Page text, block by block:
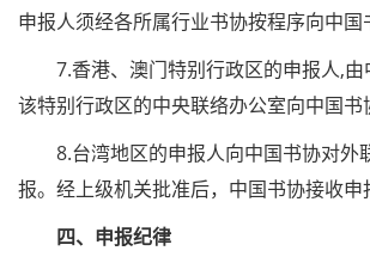
申报人须经各所属行业书协按程序向中国
7.香港、澳门特别行政区的申报人,
该特别行政区的中央联络办公室向中国书
8.台湾地区的申报人向中国书协对外
报。经上级机关批准后，中国书协接收申
四、申报纪律